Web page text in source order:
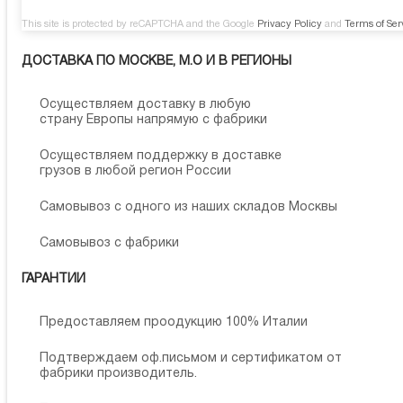
This site is protected by reCAPTCHA and the Google Privacy Policy and Terms of
ДОСТАВКА ПО МОСКВЕ, М.О И В РЕГИОНЫ
Осуществляем доставку в любую
страну Европы напрямую с фабрики
Осуществляем поддержку в доставке
грузов в любой регион России
Самовывоз с одного из наших складов Москвы
Самовывоз с фабрики
ГАРАНТИИ
Предоставляем проодукцию 100% Италии
Подтверждаем оф.письмом и сертификатом от
фабрики производитель.